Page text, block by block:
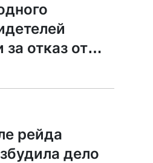
отказ от
рейда
дело